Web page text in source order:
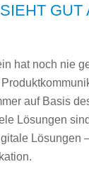
GUT
hat noch nie
auf Basis
Lösungen
Lösungen